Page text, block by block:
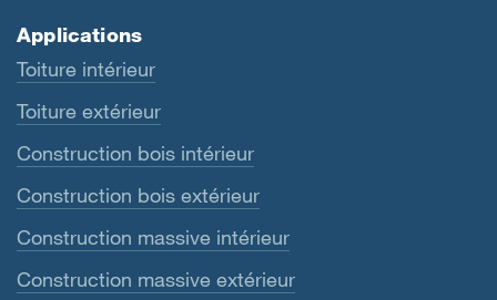
Applications
Toiture intérieur
Toiture extérieur
Construction bois intérieur
Construction bois extérieur
Construction massive intérieur
Construction massive extérieur